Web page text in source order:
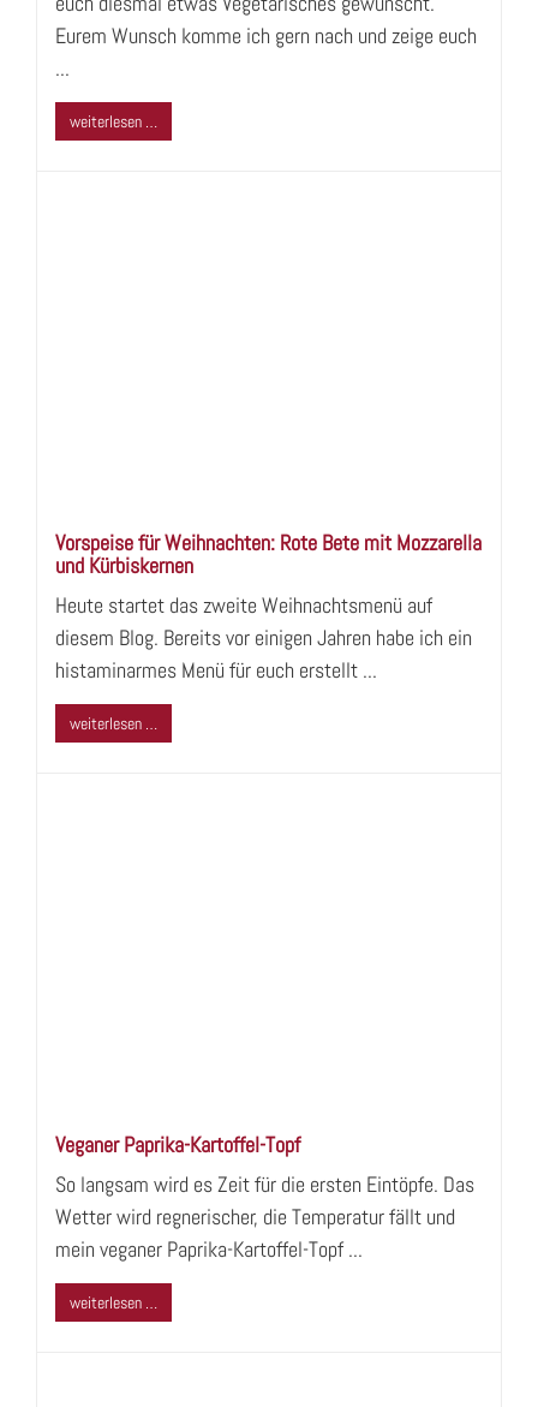
Eurem Wunsch komme ich gern nach und zeige euch
...
weiterlesen …
Vorspeise für Weihnachten: Rote Bete mit Mozzarella
und Kürbiskernen
Heute startet das zweite Weihnachtsmenü auf
diesem Blog. Bereits vor einigen Jahren habe ich ein
histaminarmes Menü für euch erstellt ...
weiterlesen …
Veganer Paprika-Kartoffel-Topf
So langsam wird es Zeit für die ersten Eintöpfe. Das
Wetter wird regnerischer, die Temperatur fällt und
mein veganer Paprika-Kartoffel-Topf ...
weiterlesen …